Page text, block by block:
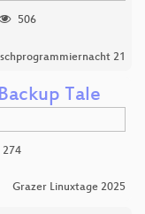
506
21
Tale
274
Grazer Linuxtage 2025